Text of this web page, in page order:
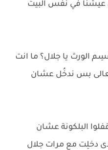
عيشنا في نفس البيت
الورث يا جلال؟ ما انت
بس ندخُل عشان
البلكونة عشان
دخلِت مع مرات جلال